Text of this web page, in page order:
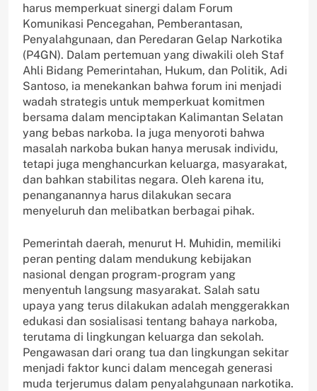
harus memperkuat sinergi dalam Forum
Komunikasi Pencegahan, Pemberantasan,
Penyalahgunaan, dan Peredaran Gelap Narkotika
(P4GN). Dalam pertemuan yang diwakili oleh Staf
Ahli Bidang Pemerintahan, Hukum, dan Politik, Adi
Santoso, ia menekankan bahwa forum ini menjadi
wadah strategis untuk memperkuat komitmen
bersama dalam menciptakan Kalimantan Selatan
yang bebas narkoba. Ia juga menyoroti bahwa
masalah narkoba bukan hanya merusak individu,
tetapi juga menghancurkan keluarga, masyarakat,
dan bahkan stabilitas negara. Oleh karena itu,
penanganannya harus dilakukan secara
menyeluruh dan melibatkan berbagai pihak.
Pemerintah daerah, menurut H. Muhidin, memiliki
peran penting dalam mendukung kebijakan
nasional dengan program-program yang
menyentuh langsung masyarakat. Salah satu
upaya yang terus dilakukan adalah menggerakkan
edukasi dan sosialisasi tentang bahaya narkoba,
terutama di lingkungan keluarga dan sekolah.
Pengawasan dari orang tua dan lingkungan sekitar
menjadi faktor kunci dalam mencegah generasi
muda terjerumus dalam penyalahgunaan narkotika.